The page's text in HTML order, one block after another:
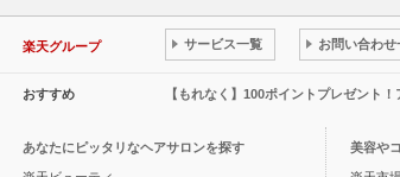
楽天グループ サービス一覧 お問い合わせ
おすすめ 【もれなく】100ポイントプレゼント
あなたにピッタリなヘアサロンを探す 美容や